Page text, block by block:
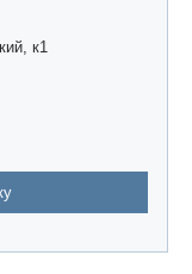
к1